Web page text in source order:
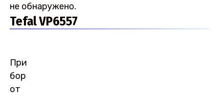
не обнаружено.
Tefal VP6557
При
бор
от